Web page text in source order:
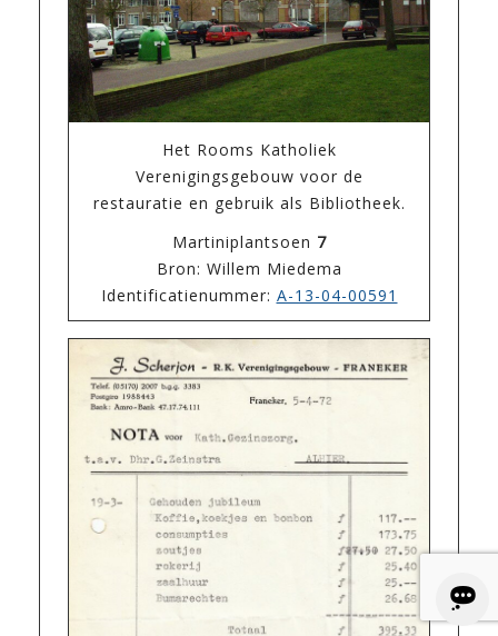
Het Rooms Katholiek
Verenigingsgebouw voor de
restauratie en gebruik als Bibliotheek.
Martiniplantsoen 7
Bron: Willem Miedema
Identificatienummer: A-13-04-00591